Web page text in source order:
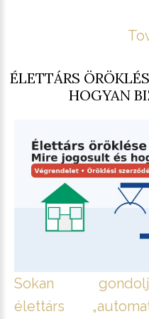
ÉLETTÁRS
HOGYAN
Sokan
élettárs